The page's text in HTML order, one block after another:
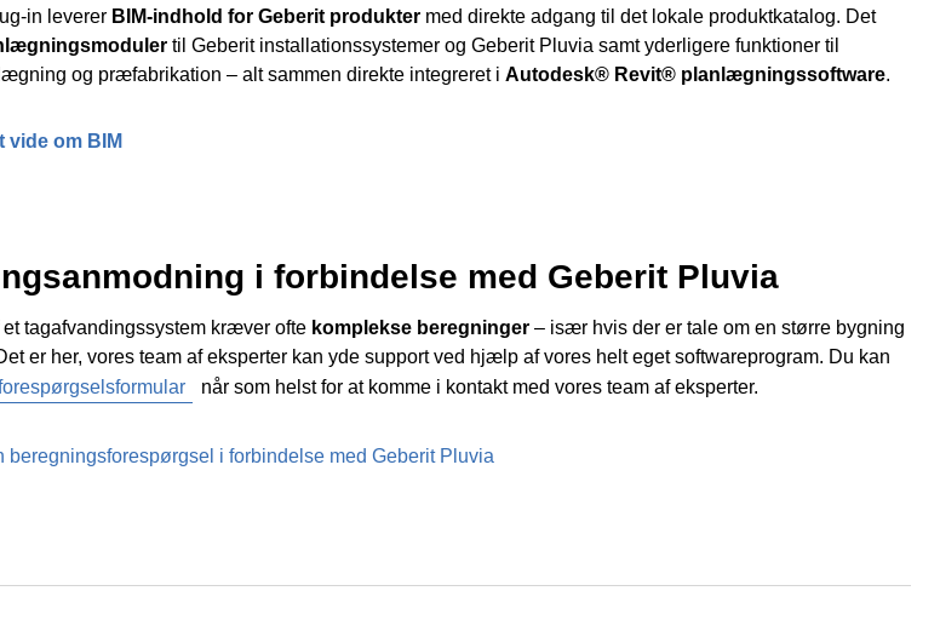
in leverer BIM-indhold for Geberit produkter med direkte adgang til det lokale produktkatalog. Det
til Geberit installationssystemer og Geberit Pluvia samt yderligere funktioner til
og præfabrikation – alt sammen direkte integreret i Autodesk® Revit® planlægningssoftware.
vide om BIM
i forbindelse med Geberit Pluvia
et tagafvandingssystem kræver ofte komplekse beregninger – især hvis der er tale om en større bygning
er her, vores team af eksperter kan yde support ved hjælp af vores helt eget softwareprogram. Du kan
når som helst for at komme i kontakt med vores team af eksperter.
beregningsforespørgsel i forbindelse med Geberit Pluvia